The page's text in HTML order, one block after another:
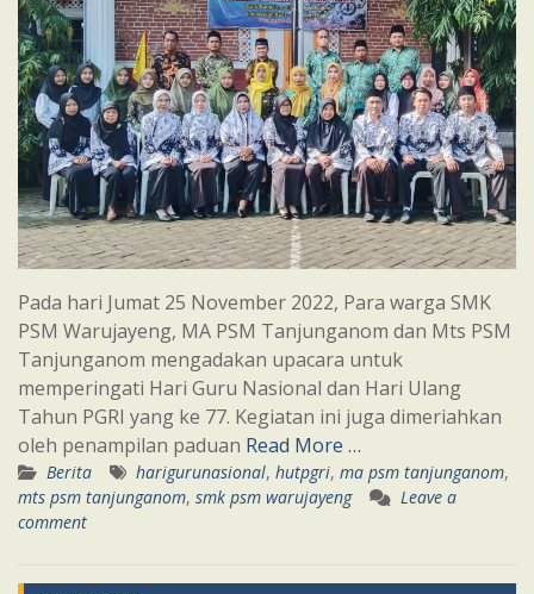
Pada hari Jumat 25 November 2022, Para warga SMK
PSM Warujayeng, MA PSM Tanjunganom dan Mts PSM
Tanjunganom mengadakan upacara untuk
memperingati Hari Guru Nasional dan Hari Ulang
Tahun PGRI yang ke 77. Kegiatan ini juga dimeriahkan
oleh penampilan paduan Read More …
Berita harigurunasional, hutpgri, ma psm tanjunganom,
mts psm tanjunganom, smk psm warujayeng
Leave a
comment